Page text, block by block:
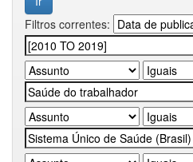
Filtros correntes: